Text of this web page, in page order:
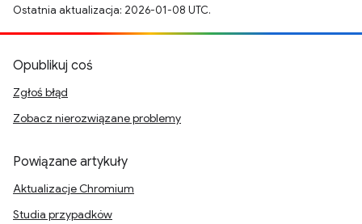
Ostatnia aktualizacja: 2026-01-08 UTC.
Opublikuj coś
Zgłoś błąd
Zobacz nierozwiązane problemy
Powiązane artykuły
Aktualizacje Chromium
Studia przypadków